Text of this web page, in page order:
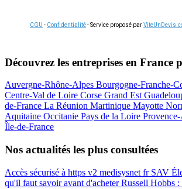
CGU - Confidentialité- Service proposé par
Découvrez les entreprises en France
Auvergne-Rhône-Alpes Bourgogne-Franche-
Centre-Val de Loire Corse Grand Est
de-France La Réunion Martinique Mayotte
Aquitaine Occitanie Pays de la Loire
Île-de-France
Nos actualités les plus consultées
Accès sécurisé à https v2 medisysnet fr SAV
qu'il faut savoir avant d'acheterRussell Hobbs